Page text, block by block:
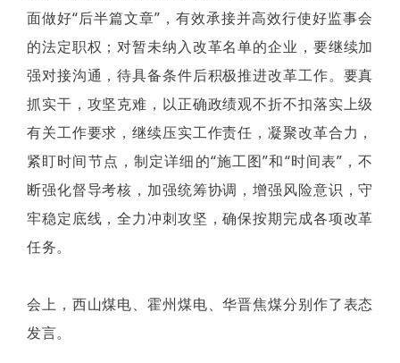
面做好“后半篇文章”，有效承接并高效行使好监事会
的法定职权；对暂未纳入改革名单的企业，要继续加
强对接沟通，待具备条件后积极推进改革工作。要真
抓实干，攻坚克难，以正确政绩观不折不扣落实上级
有关工作要求，继续压实工作责任，凝聚改革合力，
紧盯时间节点，制定详细的“施工图”和“时间表”，不
断强化督导考核，加强统筹协调，增强风险意识，守
牢稳定底线，全力冲刺攻坚，确保按期完成各项改革
任务。
会上，西山煤电、霍州煤电、华晋焦煤分别作了表态
发言。